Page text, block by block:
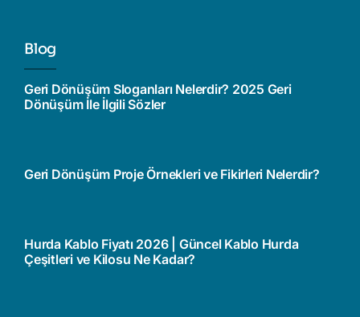
Blog
Geri Dönüşüm Sloganları Nelerdir? 2025 Geri
Dönüşüm İle İlgili Sözler
Geri Dönüşüm Proje Örnekleri ve Fikirleri Nelerdir?
Hurda Kablo Fiyatı 2026 | Güncel Kablo Hurda
Çeşitleri ve Kilosu Ne Kadar?